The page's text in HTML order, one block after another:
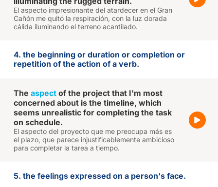
El aspecto impresionante del atardecer en el Gran
Cañón me quitó la respiración, con la luz dorada
cálida iluminando el terreno acantilado.
4. the beginning or duration or completion or
repetition of the action of a verb.
The aspect of the project that I'm most
concerned about is the timeline, which
seems unrealistic for completing the task
on schedule.
El aspecto del proyecto que me preocupa más es
el plazo, que parece injustificablemente ambicioso
para completar la tarea a tiempo.
5. the feelings expressed on a person's face.